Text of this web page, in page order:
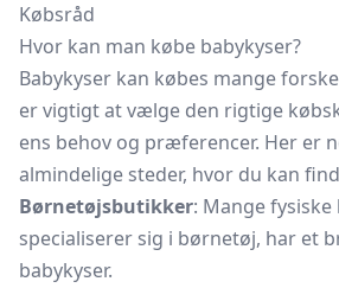
Købsråd
Hvor kan man købe babykyser?
Babykyser kan købes mange
er vigtigt at vælge den rigtige
ens behov og præferencer. Her er
almindelige steder, hvor du kan
Børnetøjsbutikker: Mange
specialiserer sig i børnetøj, har et
babykyser.